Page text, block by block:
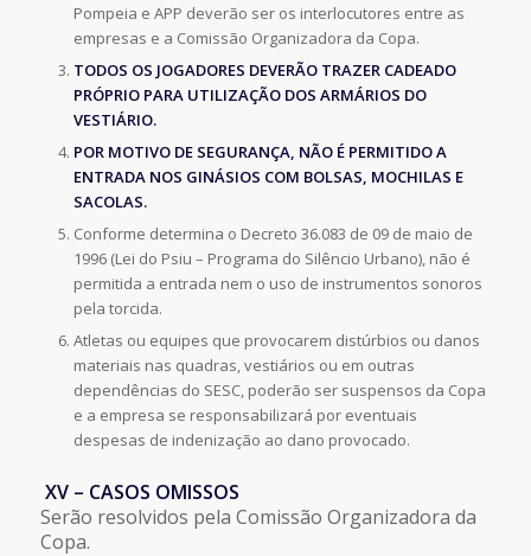
Pompeia e APP deverão ser os interlocutores entre as
empresas e a Comissão Organizadora da Copa.
TODOS OS JOGADORES DEVERÃO TRAZER CADEADO
PRÓPRIO PARA UTILIZAÇÃO DOS ARMÁRIOS DO
VESTIÁRIO.
POR MOTIVO DE SEGURANÇA, NÃO É PERMITIDO A
ENTRADA NOS GINÁSIOS COM BOLSAS, MOCHILAS E
SACOLAS.
Conforme determina o Decreto 36.083 de 09 de maio de
1996 (Lei do Psiu – Programa do Silêncio Urbano), não é
permitida a entrada nem o uso de instrumentos sonoros
pela torcida.
Atletas ou equipes que provocarem distúrbios ou danos
materiais nas quadras, vestiários ou em outras
dependências do SESC, poderão ser suspensos da Copa
e a empresa se responsabilizará por eventuais
despesas de indenização ao dano provocado.
XV – CASOS OMISSOS
Serão resolvidos pela Comissão Organizadora da
Copa.